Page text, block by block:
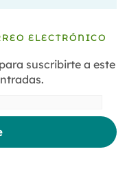
ELECTRÓNICO
suscribirte a este